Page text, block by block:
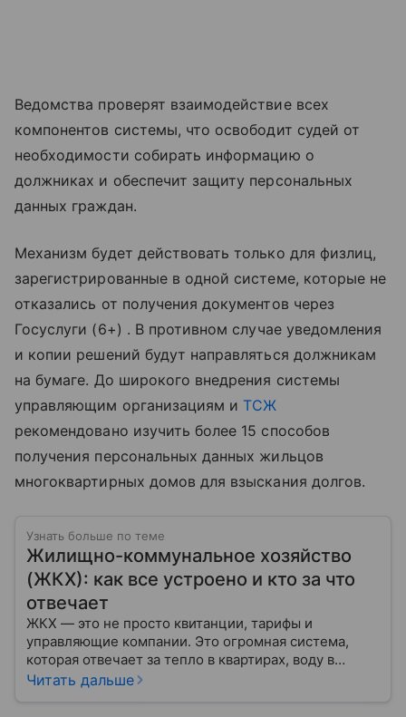
Ведомства проверят взаимодействие всех
компонентов системы, что освободит судей от
необходимости собирать информацию о
должниках и обеспечит защиту персональных
данных граждан.
Механизм будет действовать только для физлиц,
зарегистрированные в одной системе, которые не
отказались от получения документов через
Госуслуги (6+) . В противном случае уведомления
и копии решений будут направляться должникам
на бумаге. До широкого внедрения системы
управляющим организациям и ТСЖ
рекомендовано изучить более 15 способов
получения персональных данных жильцов
многоквартирных домов для взыскания долгов.
Узнать больше по теме
Жилищно-коммунальное хозяйство
(ЖКХ): как все устроено и кто за что
отвечает
ЖКХ — это не просто квитанции, тарифы и
управляющие компании. Это огромная система,
которая отвечает за тепло в квартирах, воду в
кране, освещение улиц и чистоту во дворах.
Читать дальше